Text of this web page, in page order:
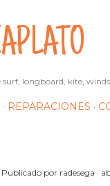
surf, longboard, kite,
REPARACIONES
Publicado por radesega